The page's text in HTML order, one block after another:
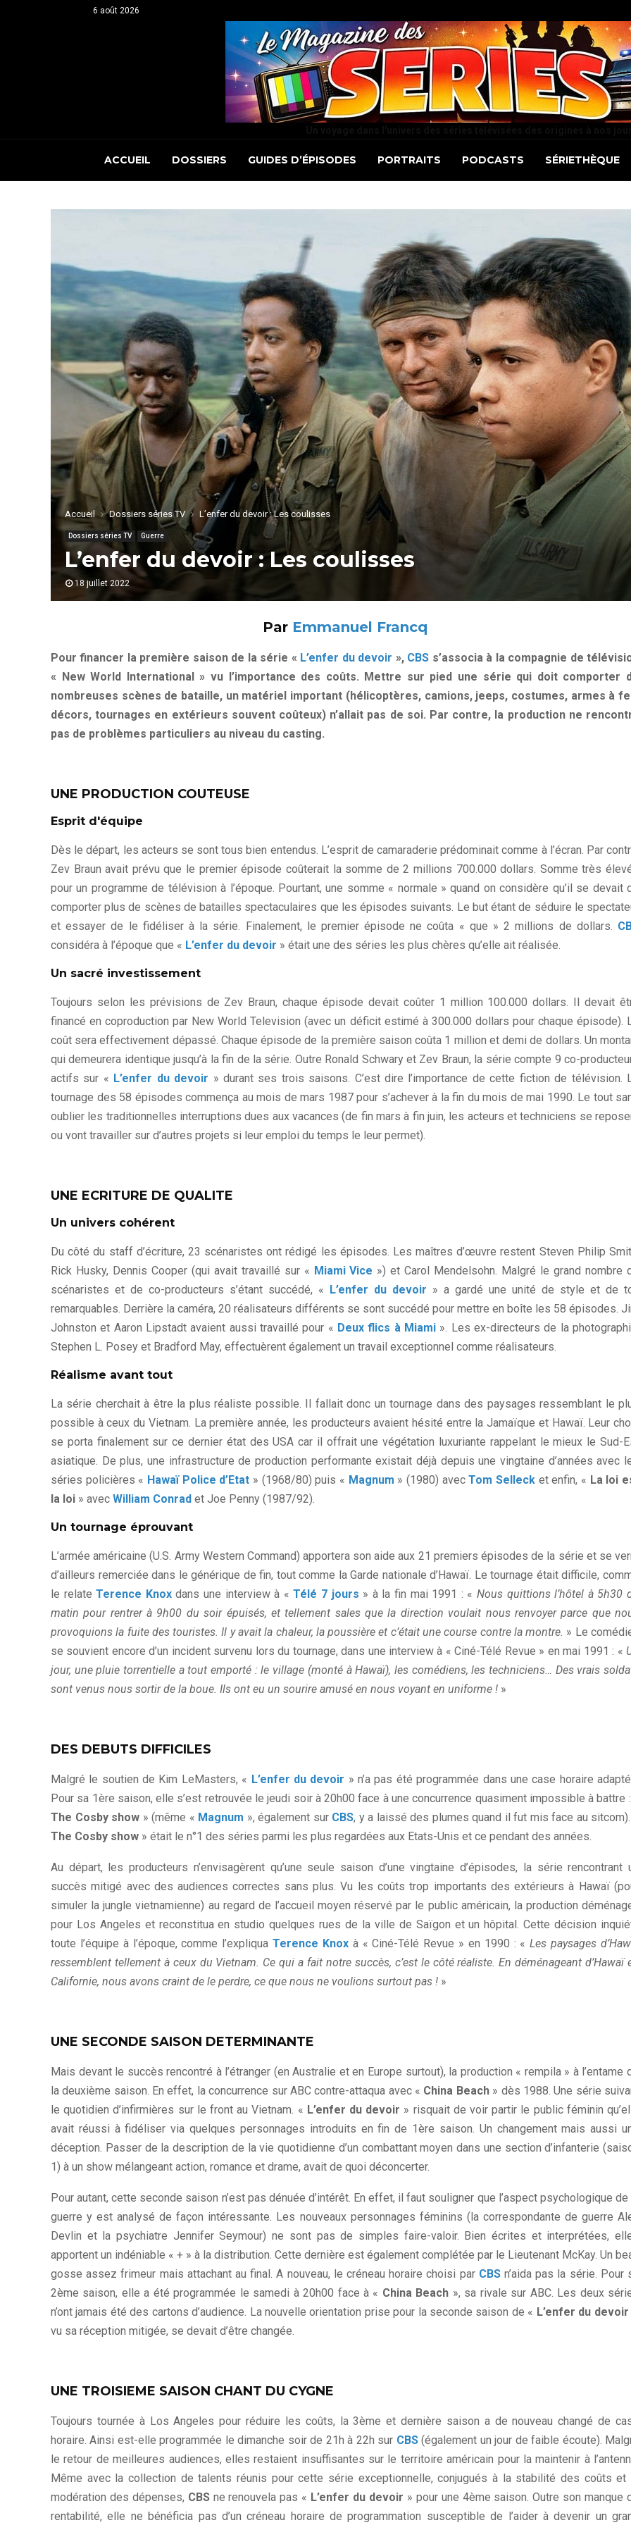
6 août 2026
ACCUEIL DOSSIERS GUIDES D’ÉPISODES PORTRAITS PODCASTS SÉRIETHÈQUE
Accueil Dossiers séries TV L’enfer du devoir : Les coulisses
Dossiers séries TV Guerre
L’enfer du devoir : Les coulisses
18 juillet 2022
Par Emmanuel Francq
Pour financer la première saison de la série « L’enfer du devoir », CBS s’associa à la compagnie de
« New World International » vu l’importance des coûts. Mettre sur pied une série qui doit comporter
nombreuses scènes de bataille, un matériel important (hélicoptères, camions, jeeps, costumes, armes à
décors, tournages en extérieurs souvent coûteux) n’allait pas de soi. Par contre, la production ne
pas de problèmes particuliers au niveau du casting.
UNE PRODUCTION COUTEUSE
Esprit d'équipe
Dès le départ, les acteurs se sont tous bien entendus. L’esprit de camaraderie prédominait comme à l’écran. Par
Zev Braun avait prévu que le premier épisode coûterait la somme de 2 millions 700.000 dollars. Somme très
pour un programme de télévision à l’époque. Pourtant, une somme « normale » quand on considère qu’il se devait
comporter plus de scènes de batailles spectaculaires que les épisodes suivants. Le but étant de séduire le
et essayer de le fidéliser à la série. Finalement, le premier épisode ne coûta « que » 2 millions de dollars.
considéra à l’époque que « L’enfer du devoir » était une des séries les plus chères qu’elle ait réalisée.
Un sacré investissement
Toujours selon les prévisions de Zev Braun, chaque épisode devait coûter 1 million 100.000 dollars. Il devait
financé en coproduction par New World Television (avec un déficit estimé à 300.000 dollars pour chaque épisode).
coût sera effectivement dépassé. Chaque épisode de la première saison coûta 1 million et demi de dollars. Un
qui demeurera identique jusqu’à la fin de la série. Outre Ronald Schwary et Zev Braun, la série compte 9 co-
actifs sur « L’enfer du devoir » durant ses trois saisons. C’est dire l’importance de cette fiction de télévision.
tournage des 58 épisodes commença au mois de mars 1987 pour s’achever à la fin du mois de mai 1990. Le tout
oublier les traditionnelles interruptions dues aux vacances (de fin mars à fin juin, les acteurs et techniciens se
ou vont travailler sur d’autres projets si leur emploi du temps le leur permet).
UNE ECRITURE DE QUALITE
Un univers cohérent
Du côté du staff d’écriture, 23 scénaristes ont rédigé les épisodes. Les maîtres d’œuvre restent Steven Philip
Rick Husky, Dennis Cooper (qui avait travaillé sur « Miami Vice ») et Carol Mendelsohn. Malgré le grand nombre
scénaristes et de co-producteurs s’étant succédé, « L’enfer du devoir » a gardé une unité de style et de
remarquables. Derrière la caméra, 20 réalisateurs différents se sont succédé pour mettre en boîte les 58 épisodes.
Johnston et Aaron Lipstadt avaient aussi travaillé pour « Deux flics à Miami ». Les ex-directeurs de la
Stephen L. Posey et Bradford May, effectuèrent également un travail exceptionnel comme réalisateurs.
Réalisme avant tout
La série cherchait à être la plus réaliste possible. Il fallait donc un tournage dans des paysages ressemblant le
possible à ceux du Vietnam. La première année, les producteurs avaient hésité entre la Jamaïque et Hawaï. Leur
se porta finalement sur ce dernier état des USA car il offrait une végétation luxuriante rappelant le mieux le Sud-
asiatique. De plus, une infrastructure de production performante existait déjà depuis une vingtaine d’années avec
séries policières « Hawaï Police d’Etat » (1968/80) puis « Magnum » (1980) avecTom Selleck et enfin, « La loi
la loi » avec William Conrad et Joe Penny (1987/92).
Un tournage éprouvant
L’armée américaine (U.S. Army Western Command) apportera son aide aux 21 premiers épisodes de la série et se
d’ailleurs remerciée dans le générique de fin, tout comme la Garde nationale d’Hawaï. Le tournage était difficile,
le relateTerence Knoxdans une interview à «Télé 7 jours » à la fin mai 1991 : «Nous quittions l’hôtel à 5h30
matin pour rentrer à 9h00 du soir épuisés, et tellement sales que la direction voulait nous renvoyer parce que
provoquions la fuite des touristes. Il y avait la chaleur, la poussière et c’était une course contre la montre. » Le
se souvient encore d’un incident survenu lors du tournage, dans une interview à « Ciné-Télé Revue » en mai 1991 : «
jour, une pluie torrentielle a tout emporté : le village (monté à Hawaï), les comédiens, les techniciens… Des vrais
sont venus nous sortir de la boue. Ils ont eu un sourire amusé en nous voyant en uniforme ! »
DES DEBUTS DIFFICILES
Malgré le soutien de Kim LeMasters, « L’enfer du devoir » n’a pas été programmée dans une case horaire
Pour sa 1ère saison, elle s’est retrouvée le jeudi soir à 20h00 face à une concurrence quasiment impossible à battre
The Cosby show » (même « Magnum », également sur CBS, y a laissé des plumes quand il fut mis face au
The Cosby show » était le n°1 des séries parmi les plus regardées aux Etats-Unis et ce pendant des années.
Au départ, les producteurs n’envisagèrent qu’une seule saison d’une vingtaine d’épisodes, la série rencontrant
succès mitigé avec des audiences correctes sans plus. Vu les coûts trop importants des extérieurs à Hawaï
simuler la jungle vietnamienne) au regard de l’accueil moyen réservé par le public américain, la production
pour Los Angeles et reconstitua en studio quelques rues de la ville de Saïgon et un hôpital. Cette décision
toute l’équipe à l’époque, comme l’expliquaTerence Knoxà « Ciné-Télé Revue » en 1990 : «Les paysages
ressemblent tellement à ceux du Vietnam. Ce qui a fait notre succès, c’est le côté réaliste. En déménageant d’Hawaï
Californie, nous avons craint de le perdre, ce que nous ne voulions surtout pas ! »
UNE SECONDE SAISON DETERMINANTE
Mais devant le succès rencontré à l’étranger (en Australie et en Europe surtout), la production « rempila » à l’entame
la deuxième saison. En effet, la concurrence sur ABC contre-attaqua avec « China Beach» dès 1988. Une série
le quotidien d’infirmières sur le front au Vietnam. « L’enfer du devoir » risquait de voir partir le public féminin
avait réussi à fidéliser via quelques personnages introduits en fin de 1ère saison. Un changement mais aussi
déception. Passer de la description de la vie quotidienne d’un combattant moyen dans une section d’infanterie
1) à un show mélangeant action, romance et drame, avait de quoi déconcerter.
Pour autant, cette seconde saison n’est pas dénuée d’intérêt. En effet, il faut souligner que l’aspect psychologique de
guerre y est analysé de façon intéressante. Les nouveaux personnages féminins (la correspondante de guerre
Devlin et la psychiatre Jennifer Seymour) ne sont pas de simples faire-valoir. Bien écrites et interprétées,
apportent un indéniable « + » à la distribution. Cette dernière est également complétée par le Lieutenant McKay. Un
gosse assez frimeur mais attachant au final. A nouveau, le créneau horaire choisi par CBSn’aida pas la série. Pour
2ème saison, elle a été programmée le samedi à 20h00 face à « China Beach », sa rivale sur ABC. Les deux
n’ont jamais été des cartons d’audience. La nouvelle orientation prise pour la seconde saison de « L’enfer du devoir
vu sa réception mitigée, se devait d’être changée.
UNE TROISIEME SAISON CHANT DU CYGNE
Toujours tournée à Los Angeles pour réduire les coûts, la 3ème et dernière saison a de nouveau changé de
horaire. Ainsi est-elle programmée le dimanche soir de 21h à 22h sur CBS(également un jour de faible écoute).
le retour de meilleures audiences, elles restaient insuffisantes sur le territoire américain pour la maintenir à
Même avec la collection de talents réunis pour cette série exceptionnelle, conjugués à la stabilité des coûts et
modération des dépenses, CBSne renouvela pas « L’enfer du devoir » pour une 4ème saison. Outre son manque
rentabilité, elle ne bénéficia pas d’un créneau horaire de programmation susceptible de l’aider à devenir un